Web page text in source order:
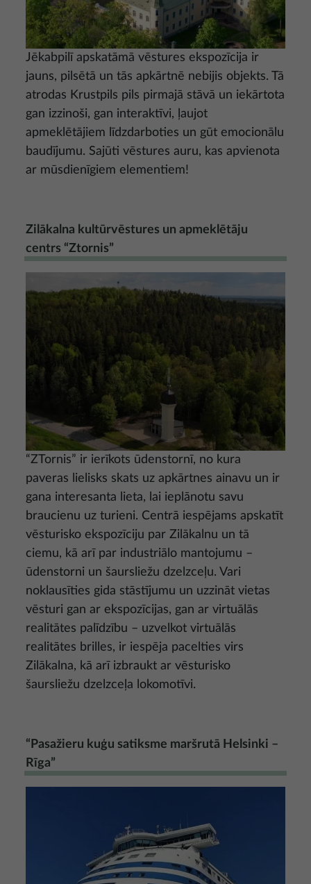
Jēkabpilī apskatāmā vēstures ekspozīcija ir
jauns, pilsētā un tās apkārtnē nebijis objekts. Tā
atrodas Krustpils pils pirmajā stāvā un iekārtota
gan izzinoši, gan interaktīvi, ļaujot
apmeklētājiem līdzdarboties un gūt emocionālu
baudījumu. Sajūti vēstures auru, kas apvienota
ar mūsdienīgiem elementiem!
Zilākalna kultūrvēstures un apmeklētāju
centrs “Ztornis”
“ZTornis” ir ierīkots ūdenstornī, no kura
paveras lielisks skats uz apkārtnes ainavu un ir
gana interesanta lieta, lai ieplānotu savu
braucienu uz turieni. Centrā iespējams apskatīt
vēsturisko ekspozīciju par Zilākalnu un tā
ciemu, kā arī par industriālo mantojumu –
ūdenstorni un šaursliežu dzelzceļu. Vari
noklausīties gida stāstījumu un uzzināt vietas
vēsturi gan ar ekspozīcijas, gan ar virtuālās
realitātes palīdzību – uzvelkot virtuālās
realitātes brilles, ir iespēja pacelties virs
Zilākalna, kā arī izbraukt ar vēsturisko
šaursliežu dzelzceļa lokomotīvi.
“Pasažieru kuģu satiksme maršrutā Helsinki –
Rīga”